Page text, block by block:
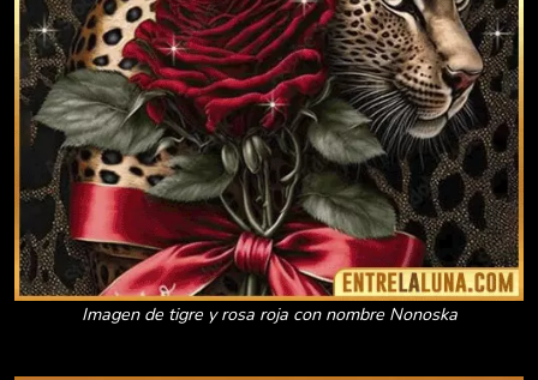
Imagen de tigre y rosa roja con nombre Nonoska